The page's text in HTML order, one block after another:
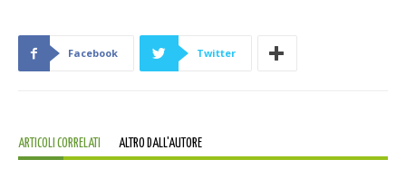
Facebook Twitter
ARTICOLI CORRELATI ALTRO DALL'AUTORE